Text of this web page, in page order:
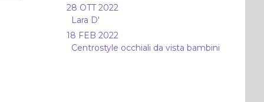
28 OTT 2022
Lara D'
18 FEB 2022
Centrostyle occhiali da vista bambini